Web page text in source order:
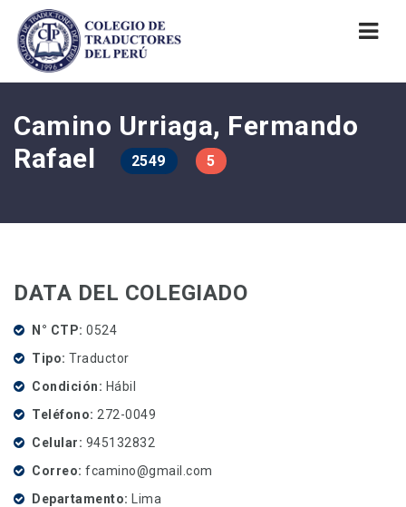
Camino Urriaga, Fermando
Rafael
2549 5
DATA DEL COLEGIADO
N° CTP 0524
Tipo Traductor
Condición
Hábil
Teléfono
272-0049
Celular
945132832
Correo fcamino@gmail.com
Departamento Lima